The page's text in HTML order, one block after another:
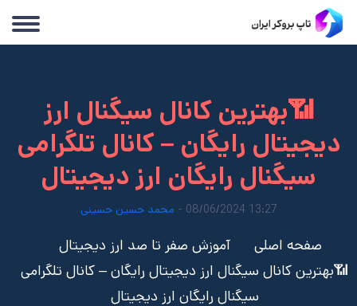
📶بهترین کانال سیگنال ارز
دیجیتال رایگان – کانال تلگرامی
سیگنال رایگان ارز دیجیتال
13:27 08/06/2024 - محمد حسین حسینی
صفحه اصلی
آموزش صفر تا صد ارز دیجیتال
📶بهترین کانال سیگنال ارز دیجیتال رایگان – کانال تلگرامی
سیگنال رایگان ارز دیجیتال